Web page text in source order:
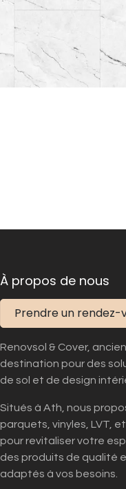
À propos de nous
Prendre un rendez-
Renovsol & Cover,
destination pour des
de sol et de design
Situés à Ath, nous
parquets, vinyles, LVT,
pour revitaliser votre
des produits de qualité
adaptés à vos besoins.